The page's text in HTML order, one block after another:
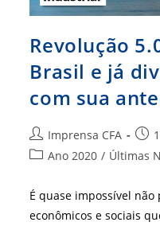
Revolução
Brasil e já
com sua
Autor
do
Imprensa CFA
Post
Categoria
post:
Ano 2020 / Últimas
É quase impossível
econômicos e sociais